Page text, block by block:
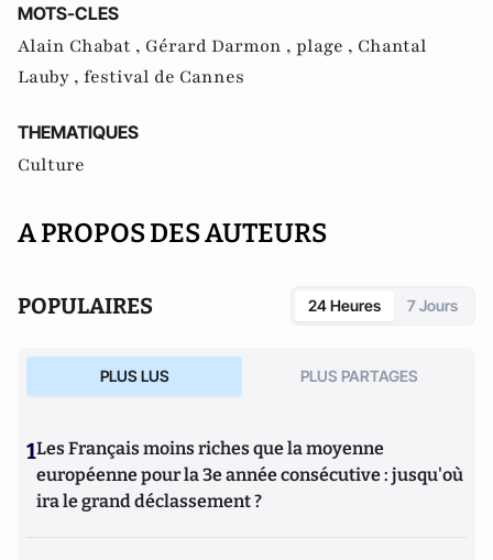
MOTS-CLES
Alain Chabat , Gérard Darmon , plage , Chantal
Lauby , festival de Cannes
THEMATIQUES
Culture
A PROPOS DES AUTEURS
POPULAIRES 24 Heures 7 Jours
PLUS LUS PLUS PARTAGES
1Les Français moins riches que la moyenne
européenne pour la 3e année consécutive : jusqu'où
ira le grand déclassement ?